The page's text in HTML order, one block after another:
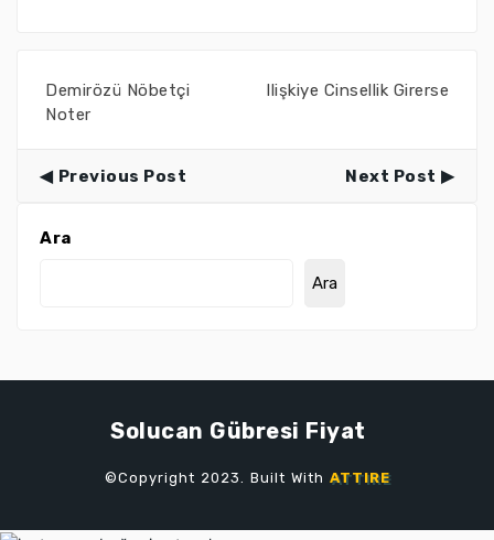
Demirözü Nöbetçi
Noter
Ilişkiye Cinsellik Girerse
Previous Post Next Post
Ara
Ara
Solucan Gübresi Fiyat
©Copyright 2023. Built With ATTIRE